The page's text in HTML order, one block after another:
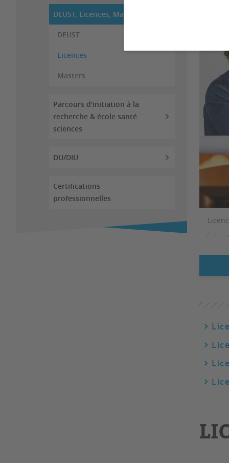
DEUST, Licences, Masters
DEUST
Licences
Masters
Parcours d'initiation à la
recherche & école santé
sciences
DU/DIU
Certifications
professionnelles